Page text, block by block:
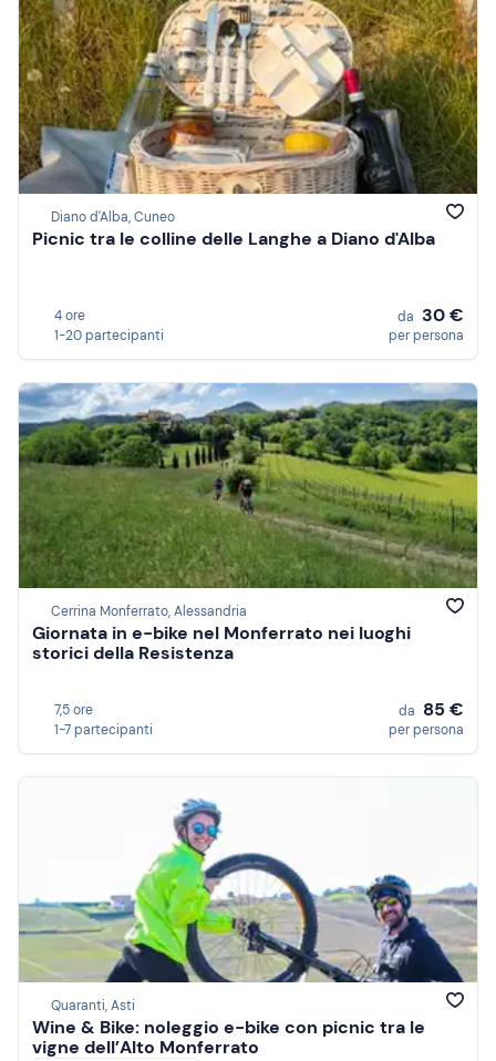
Diano d'Alba, Cuneo
Picnic tra le colline delle Langhe a Diano d'Alba
4 ore
1-20 partecipanti
da 30 €
per persona
Cerrina Monferrato, Alessandria
Giornata in e-bike nel Monferrato nei luoghi
storici della Resistenza
7,5 ore
1-7 partecipanti
da 85 €
per persona
Quaranti, Asti
Wine & Bike: noleggio e-bike con picnic tra le
vigne dell’Alto Monferrato